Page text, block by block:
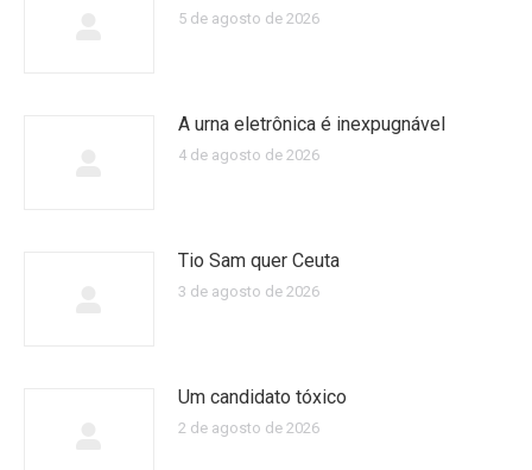
5 de agosto de 2026
A urna eletrônica é inexpugnável
4 de agosto de 2026
Tio Sam quer Ceuta
3 de agosto de 2026
Um candidato tóxico
2 de agosto de 2026